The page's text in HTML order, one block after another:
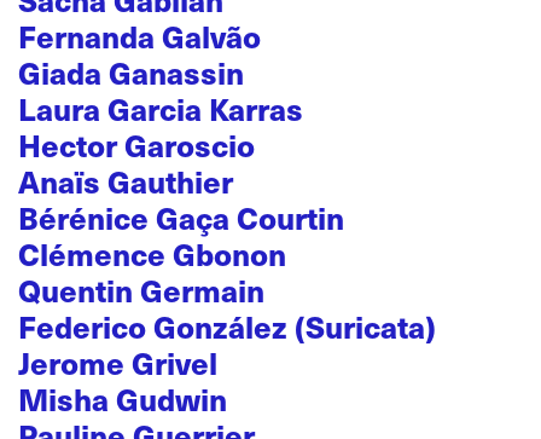
Fernanda Galvão
Giada Ganassin
Laura Garcia Karras
Hector Garoscio
Anaïs Gauthier
Bérénice Gaça Courtin
Clémence Gbonon
Quentin Germain
Federico González (Suricata)
Jerome Grivel
Misha Gudwin